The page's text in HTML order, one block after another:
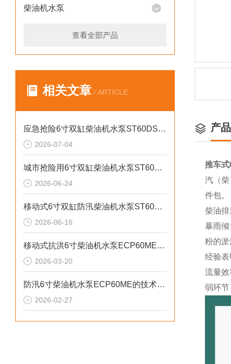
柴油机水泵
查看全部产品
相关文章 / ARTICLE
应急抢险6寸双缸柴油机水泵ST60DS产品介绍
2026-07-04
城市抢险用6寸双缸柴油机水泵ST60DS产品介绍
2026-06-24
移动式6寸双缸防汛柴油机水泵ST60SD产品介绍
2026-06-16
移动式抗洪6寸柴油机水泵ECP60ME产品介绍
2026-03-20
防汛6寸柴油机水泵ECP60ME的技术参数
2026-02-27
产
推车
汽（
件包。
柴油
暴雨
粉的
经验
流量
弱环